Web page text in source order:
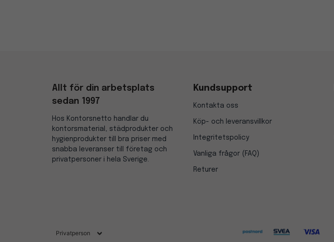
Allt för din arbetsplats
sedan 1997
Hos Kontorsnetto handlar du
kontorsmaterial, städprodukter och
hygienprodukter till bra priser med
snabba leveranser till företag och
privatpersoner i hela Sverige.
Kundsupport
Kontakta oss
Köp- och leveransvillkor
Integritetspolicy
Vanliga frågor (FAQ)
Returer